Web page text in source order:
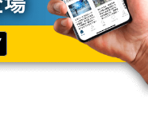
ド型電子契約サービス
約締結できるク